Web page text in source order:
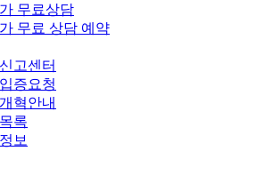
무료상담
무료 상담 예약
고센터
증요청
혁안내
록
보